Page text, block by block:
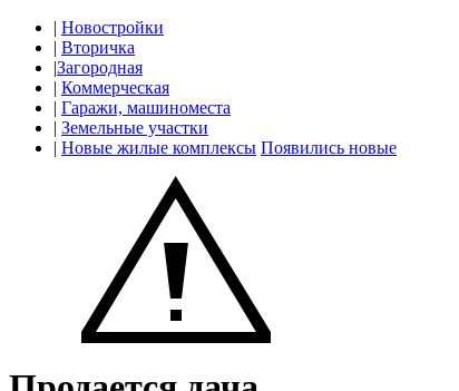
| Новостройки
| Вторичка
|Загородная
| Коммерческая
| Гаражи, машиноместа
| Земельные участки
| Новые жилые комплексы Появились новые